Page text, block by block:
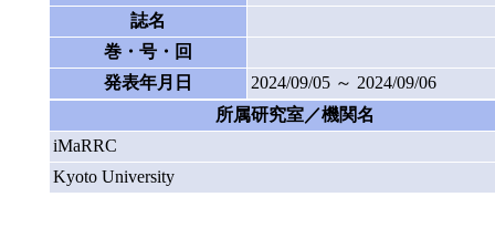
誌名
巻・号・回
発表年月日
2024/09/05 ～ 2024/09/06
所属研究室／機関名
iMaRRC
Kyoto University